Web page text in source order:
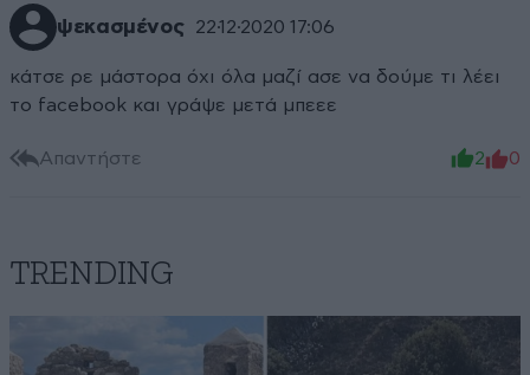
ψεκασμένος 22·12·2020 17:06
κάτσε ρε μάστορα όχι όλα μαζί ασε να δούμε τι λέει
το facebook και γράψε μετά μπεεε
Απαντήστε 2 0
TRENDING